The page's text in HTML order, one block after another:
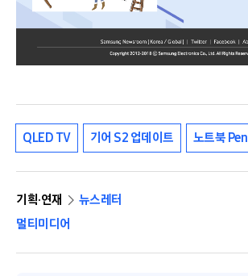
QLED TV 기어 S2 업데이트 노트북 Pen
기획·연재
뉴스레터
멀티미디어